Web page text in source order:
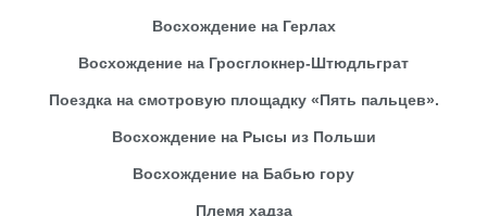
Восхождение на Герлах
Восхождение на Гросглокнер-Штюдльграт
Поездка на смотровую площадку «Пять пальцев».
Восхождение на Рысы из Польши
Восхождение на Бабью гору
Племя хадза